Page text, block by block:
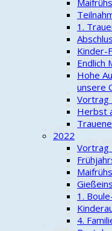
Oertze
den
Oertze
Faßberg
24-h-
Munster
Oertze
2022
Pleiten,
24-h-
2021
1.
Kinder-
Endlich
Hohe
unsere
Vortrag
Herbst
2022
Vortrag
1.
4.